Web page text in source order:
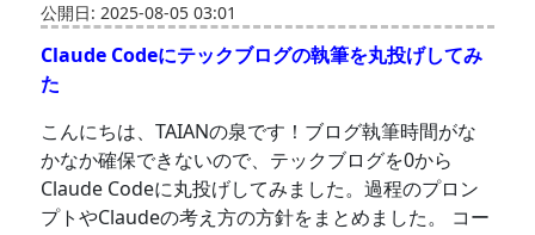
公開日: 2025-08-05 03:01
Claude Codeにテックブログの執筆を丸投げしてみ
た
こんにちは、TAIANの泉です！ブログ執筆時間がな
かなか確保できないので、テックブログを0から
Claude Codeに丸投げしてみました。過程のプロン
プトやClaudeの考え方の方針をまとめました。 コー